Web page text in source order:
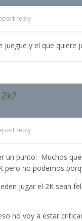
reply
juegue y el que
reply
un punto: Muchos
pero no podemos
jugar el 2K sean
no voy a estar